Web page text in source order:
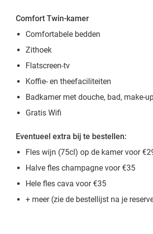
Comfort Twin-kamer
Comfortabele bedden
Zithoek
Flatscreen-tv
Koffie- en theefaciliteiten
Badkamer met douche, bad, make-
Gratis Wifi
Eventueel extra bij te bestellen:
Fles wijn (75cl) op de kamer voor
Halve fles champagne voor €35
Hele fles cava voor €35
+ meer (zie de bestellijst na je